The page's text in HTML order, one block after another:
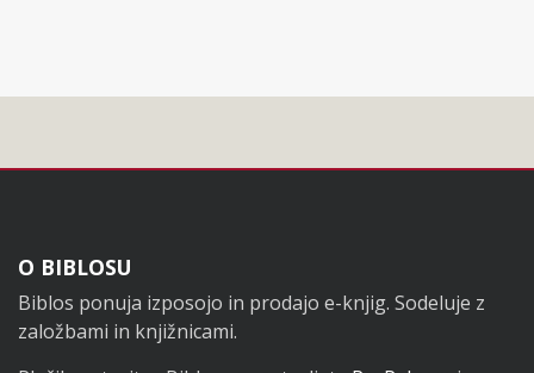
Noga
O BIBLOSU
Biblos ponuja izposojo in prodajo e-knjig. Sodeluje z
založbami in knjižnicami.